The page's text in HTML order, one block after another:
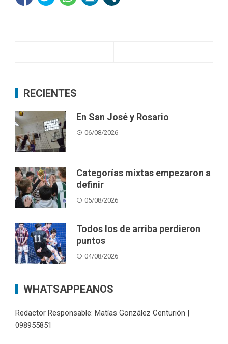
RECIENTES
En San José y Rosario
06/08/2026
Categorías mixtas empezaron a
definir
05/08/2026
Todos los de arriba perdieron
puntos
04/08/2026
WHATSAPPEANOS
Redactor Responsable: Matías González Centurión |
098955851